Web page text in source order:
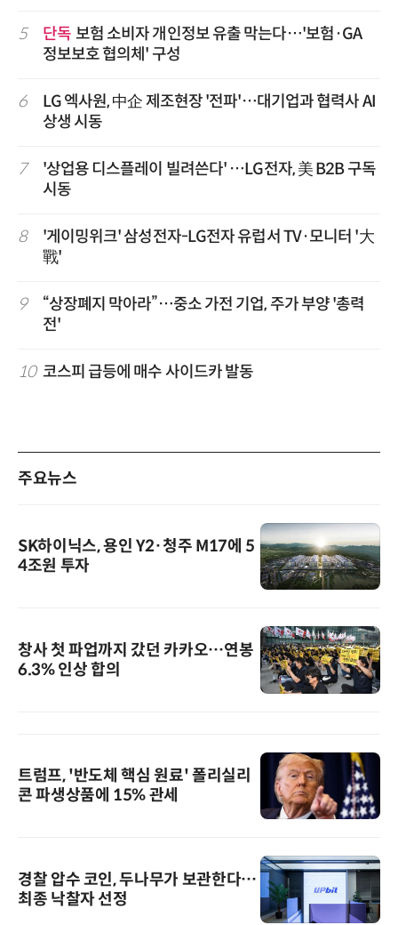
5 단독 보험 소비자 개인정보 유출 막는다…'보험·GA
정보보호 협의체' 구성
6
LG 엑사원, 中企 제조현장 '전파'…대기업과 협력사 AI
상생 시동
7
'상업용 디스플레이 빌려쓴다' …LG전자, 美 B2B 구독
시동
8
'게이밍위크' 삼성전자-LG전자 유럽서 TV·모니터 '大
戰'
9
“상장폐지 막아라”…중소 가전 기업, 주가 부양 '총력
전'
10 코스피 급등에 매수 사이드카 발동
주요뉴스
SK하이닉스, 용인 Y2·청주 M17에 5
4조원 투자
창사 첫 파업까지 갔던 카카오…연봉
6.3% 인상 합의
트럼프, '반도체 핵심 원료' 폴리실리
콘 파생상품에 15% 관세
경찰 압수 코인, 두나무가 보관한다…
최종 낙찰자 선정